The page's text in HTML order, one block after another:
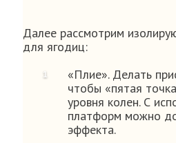
Далее рассмотрим
для ягодиц:
«Плие». Делать
чтобы «пятая
уровня колен. С
платформ можно
эффекта.